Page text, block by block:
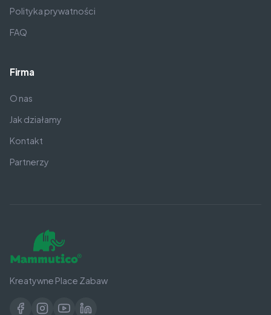
Polityka prywatności
FAQ
Firma
O nas
Jak działamy
Kontakt
Partnerzy
Kreatywne Place Zabaw